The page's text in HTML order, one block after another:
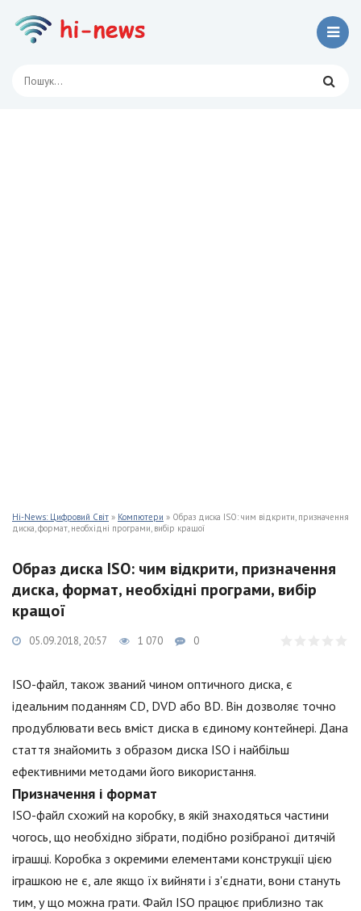
Hi-News: Цифровий Світ » Компютери » Образ диска ISO: чим відкрити, призначення
диска, формат, необхідні програми, вибір кращої
Образ диска ISO: чим відкрити, призначення
диска, формат, необхідні програми, вибір
кращої
05.09.2018, 20:57 1 070 0
ISO-файл, також званий чином оптичного диска, є
ідеальним поданням CD, DVD або BD. Він дозволяє точно
продублювати весь вміст диска в єдиному контейнері. Дана
стаття знайомить з образом диска ISO і найбільш
ефективними методами його використання.
Призначення і формат
ISO-файл схожий на коробку, в якій знаходяться частини
чогось, що необхідно зібрати, подібно розібраної дитячій
іграшці. Коробка з окремими елементами конструкції цією
іграшкою не є, але якщо їх вийняти і з'єднати, вони стануть
тим, у що можна грати. Файл ISO працює приблизно так